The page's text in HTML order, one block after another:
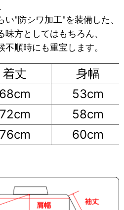
"防シワ加工"を装備した、
方としてはもちろん、
順時にも重宝します。
着丈
身幅
68cm
53cm
72cm
58cm
76cm 60cm